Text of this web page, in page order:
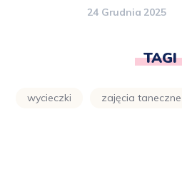
24 Grudnia 2025
TAGI
wycieczki zajęcia taneczne